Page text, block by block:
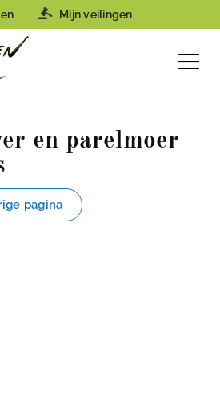
Mijn veilingen
en parelmoer
pagina